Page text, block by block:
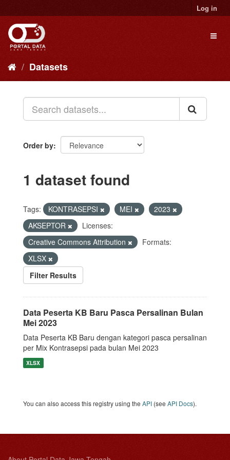
to
content
Log in
Datasets
Order by
1 dataset found
Tags: KONTRASEPSI MEI
2023
AKSEPTOR
Licenses:
Creative Commons Attribution
Formats:
XLSX
Filter Results
Data Peserta KB Baru Pasca Persalinan Bulan
Mei 2023
Data Peserta KB Baru dengan kategori pasca persalinan
per Mix Kontrasepsi pada bulan Mei 2023
XLSX
You can also access this registry using the API (see API Docs).